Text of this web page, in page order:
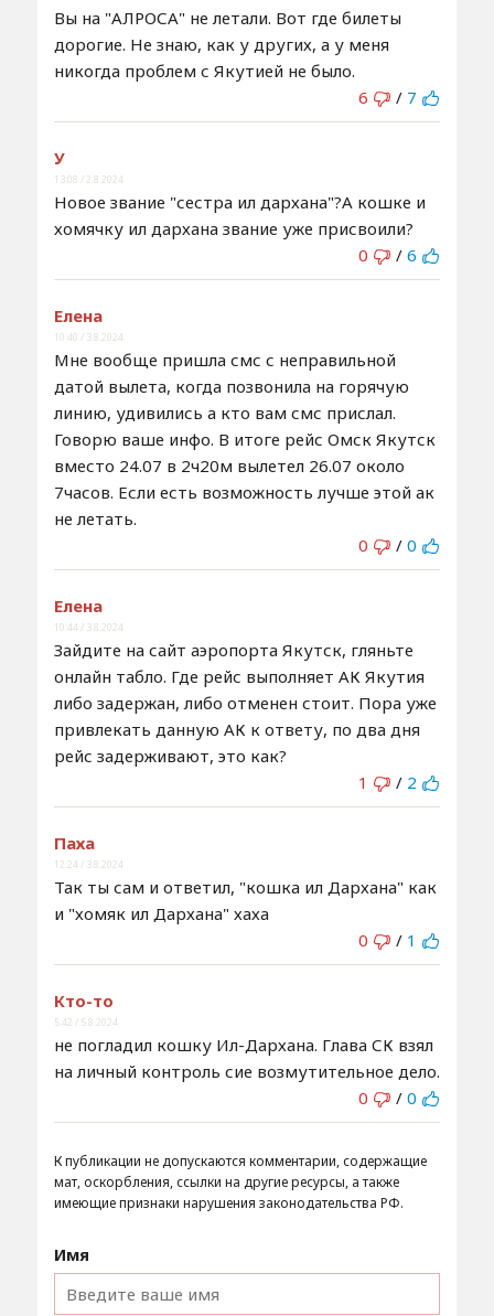
Вы на "АЛРОСА" не летали. Вот где билеты
дорогие. Не знаю, как у других, а у меня
никогда проблем с Якутией не было.
6
/ 7
У
13:08 / 2.8.2024
Новое звание "сестра ил дархана"?А кошке и
хомячку ил дархана звание уже присвоили?
0
/ 6
Елена
10:40 / 3.8.2024
Мне вообще пришла смс с неправильной
датой вылета, когда позвонила на горячую
линию, удивились а кто вам смс прислал.
Говорю ваше инфо. В итоге рейс Омск Якутск
вместо 24.07 в 2ч20м вылетел 26.07 около
7часов. Если есть возможность лучше этой ак
не летать.
0
/ 0
Елена
10:44 / 3.8.2024
Зайдите на сайт аэропорта Якутск, гляньте
онлайн табло. Где рейс выполняет АК Якутия
либо задержан, либо отменен стоит. Пора уже
привлекать данную АК к ответу, по два дня
рейс задерживают, это как?
1
/ 2
Паха
12:24 / 3.8.2024
Так ты сам и ответил, "кошка ил Дархана" как
и "хомяк ил Дархана" хаха
0
/ 1
Кто-то
5:42 / 5.8.2024
не погладил кошку Ил-Дархана. Глава СК взял
на личный контроль сие возмутительное дело.
0
/ 0
К публикации не допускаются комментарии, содержащие
мат, оскорбления, ссылки на другие ресурсы, а также
имеющие признаки нарушения законодательства РФ.
Имя